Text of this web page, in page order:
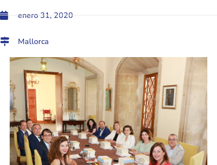
enero 31, 2020
Mallorca